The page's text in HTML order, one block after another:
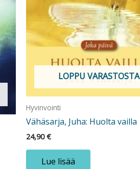
LOPPU VARASTOSTA
Hyvinvointi
Vähäsarja, Juha: Huolta vailla
24,90€
Lue lisää